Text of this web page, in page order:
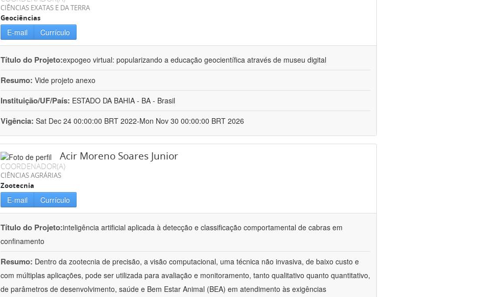
CIÊNCIAS EXATAS E DA TERRA
Geociências
E-mail Currículo
Título do Projeto:expogeo virtual: popularizando a educação geocientífica através de museu digital
Resumo: Vide projeto anexo
Instituição/UF/País: ESTADO DA BAHIA - BA - Brasil
Vigência: Sat Dec 24 00:00:00 BRT 2022-Mon Nov 30 00:00:00 BRT 2026
Acir Moreno Soares Junior
COORDENADOR(A)
CIÊNCIAS AGRÁRIAS
Zootecnia
E-mail Currículo
Título do Projeto:inteligência artificial aplicada à detecção e classificação comportamental de cabras em
confinamento
Resumo: Dentro da zootecnia de precisão, a visão computacional, uma técnica não invasiva, de baixo custo e
com múltiplas aplicações, pode ser utilizada para avaliação e monitoramento, tanto qualitativo quanto quantitativo,
de parâmetros de desenvolvimento, saúde e Bem Estar Animal (BEA) em atendimento às exigências